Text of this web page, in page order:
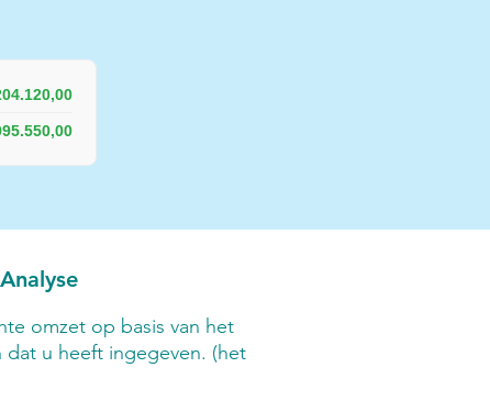
omzet op basis van het
dat u heeft ingegeven. (het